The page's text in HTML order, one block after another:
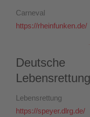
Carneval
https://rheinfunken.de/
Deutsche
Lebensrettung
https://speyer.dlrg.de/